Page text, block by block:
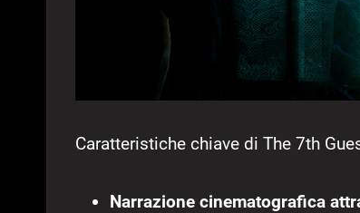
Caratteristiche chiave di The 7th
Narrazione cinematografica